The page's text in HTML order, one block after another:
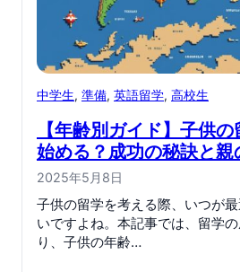
中学生, 準備, 英語留学, 高校生
【年齢別ガイド】子供
始める？成功の秘訣と親
2025年5月8日
子供の留学を考える際、いつが
いですよね。本記事では、留学
り、子供の年齢…